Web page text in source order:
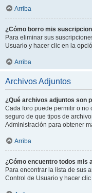
Arriba
¿Cómo borro mis
Para eliminar sus
Usuario y hacer clic en la
Arriba
Archivos Adjuntos
¿Qué archivos adjuntos son
Cada foro puede permitir o no
seguro de que tipos de
Administración para obtener
Arriba
¿Cómo encuentro todos mis
Para encontrar la lista de sus
Control de Usuario y hacer